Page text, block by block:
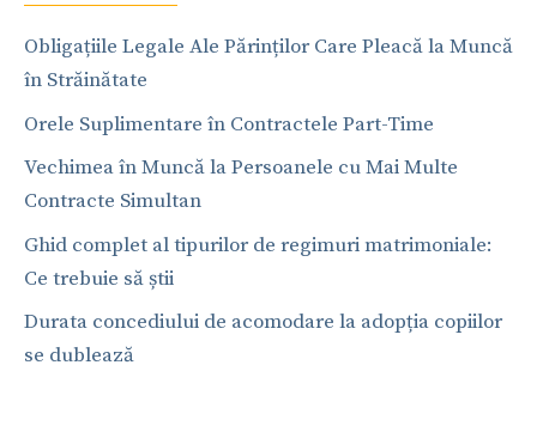
Obligațiile Legale Ale Părinților Care Pleacă la Muncă
în Străinătate
Orele Suplimentare în Contractele Part-Time
Vechimea în Muncă la Persoanele cu Mai Multe
Contracte Simultan
Ghid complet al tipurilor de regimuri matrimoniale:
Ce trebuie să știi
Durata concediului de acomodare la adopția copiilor
se dublează